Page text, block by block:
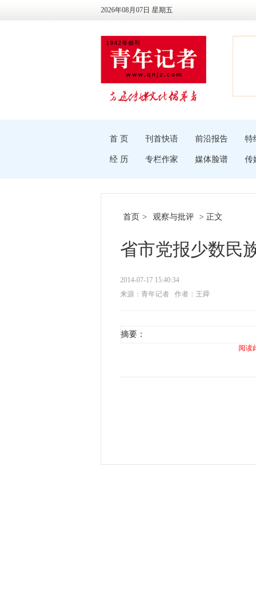
2026年08月07日 星期五
首 页 刊首快语 前沿报告 特
经 历 专栏作家 媒体脸谱 传
首页 > 观察与批评 > 正文
省市党报少数民
2014-07-17 15:40:34
来源：青年记者
作者：王舜
摘要：
阅读